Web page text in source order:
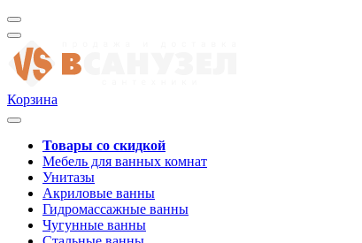
Корзина
Товары со скидкой
Мебель для ванных комнат
Унитазы
Акриловые ванны
Гидромассажные ванны
Чугунные ванны